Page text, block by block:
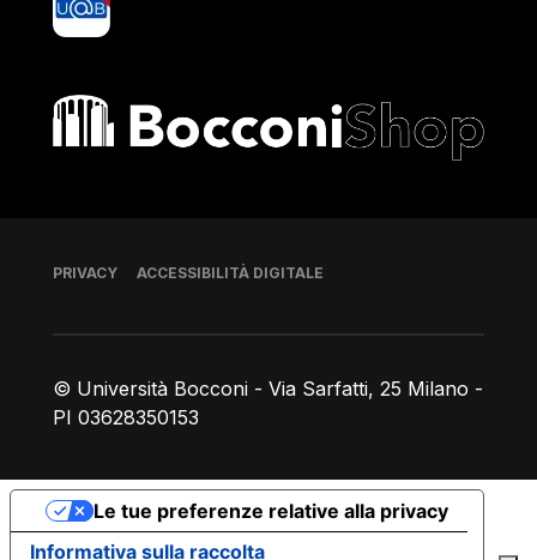
Bocconi shop
© Università Bocconi - Via Sarfatti, 25 Milano -
PI 03628350153
Piè di pagina
PRIVACY ACCESSIBILITÀ DIGITALE
Informativa sulla raccolta
Le tue preferenze relative alla privacy